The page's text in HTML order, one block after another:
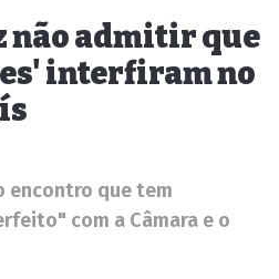
não admitir que
interfiram no
encontro que tem
com a Câmara e o